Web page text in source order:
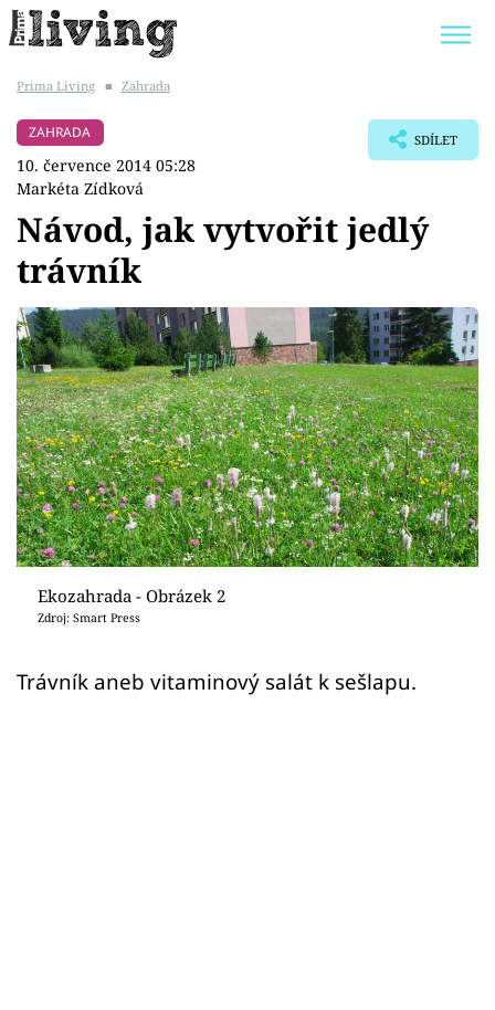
BYDLENÍ SLAVNÝCH
Témata
Bydlení
Zahrada
Design
Sledujte prima+
Přihlášení
Prima Living ■ Zahrada
ZAHRADA
10. července 2014 05:28
Markéta Zídková
SDÍLET
Návod, jak vytvořit jedlý
trávník
Ekozahrada - Obrázek 2
Zdroj: Smart Press
Trávník aneb vitaminový salát k sešlapu.